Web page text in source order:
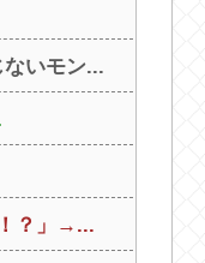
いモン...
？」→...